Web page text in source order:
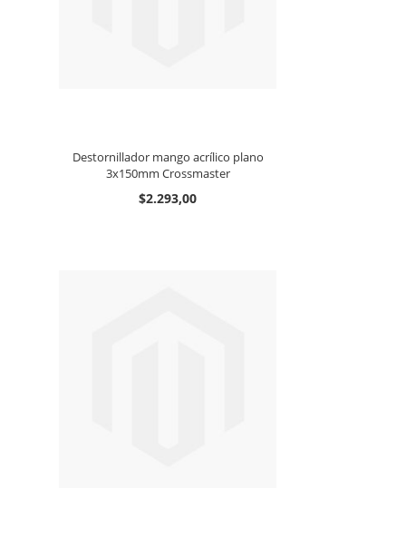
Destornillador mango acrílico plano
3x150mm Crossmaster
$2.293,00